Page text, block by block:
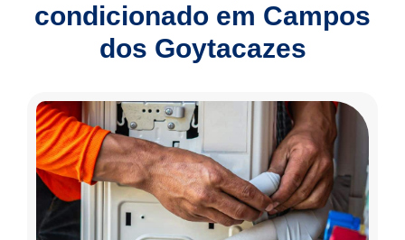
condicionado em Campos
dos Goytacazes